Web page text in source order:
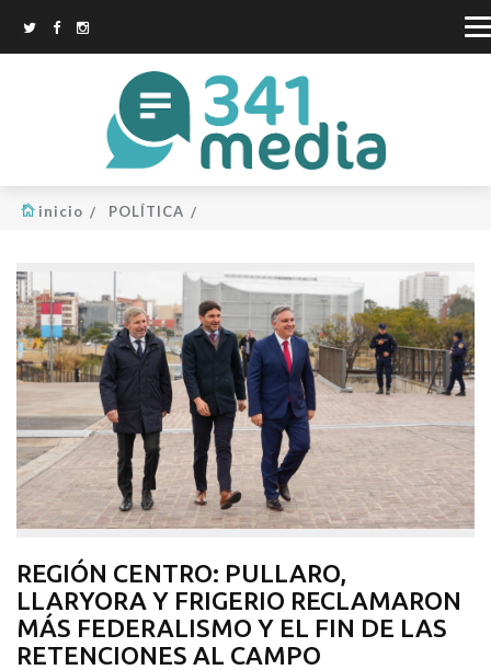
inicio POLÍTICA
REGIÓN CENTRO: PULLARO,
LLARYORA Y FRIGERIO RECLAMARON
MÁS FEDERALISMO Y EL FIN DE LAS
RETENCIONES AL CAMPO